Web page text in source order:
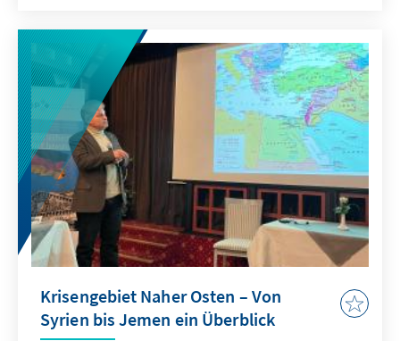
Krisengebiet Naher Osten – Von
Syrien bis Jemen ein Überblick